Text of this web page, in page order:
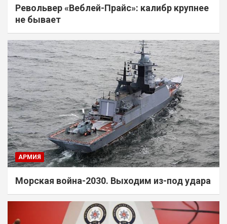
Револьвер «Веблей-Прайс»: калибр крупнее
не бывает
АРМИЯ
Морская война-2030. Выходим из-под удара